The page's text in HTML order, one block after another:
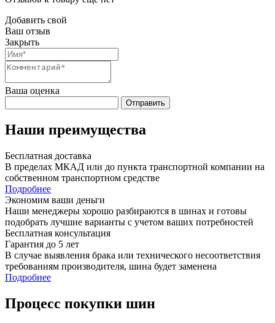
Добавить свой
Ваш отзыв
Закрыть
Ваша оценка
Отправить
Наши преимущества
Бесплатная доставка
В пределах МКАД или до пункта транспортной компании на
собственном транспортном средстве
Подробнее
Экономим ваши деньги
Наши менеджеры хорошо разбираются в шинах и готовы
подобрать лучшие варианты с учетом ваших потребностей
Бесплатная консультация
Гарантия до 5 лет
В случае выявления брака или технического несоответствия
требованиям производителя, шина будет заменена
Подробнее
Процесс покупки шин